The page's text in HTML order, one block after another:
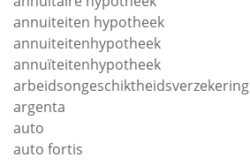
annuiteiten hypotheek
annuiteitenhypotheek
annuïteitenhypotheek
arbeidsongeschiktheidsverzekering
argenta
auto
auto fortis